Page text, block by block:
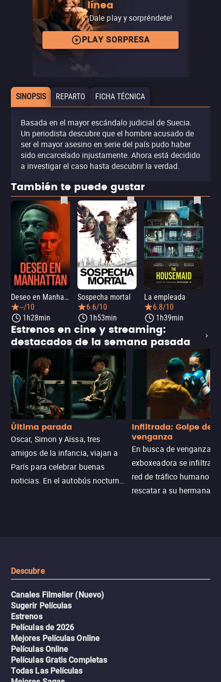
línea
¡Dale play y sorpréndete!
PLAY SORPRESA
SINOPSIS REPARTO FICHA TÉCNICA
Basada en el mayor escándalo judicial de Suecia.
Un periodista descubre que el hombre acusado de
ser el mayor asesino en serie del país pudo haber
sido encarcelado injustamente. Ahora está decidido
a investigar el caso hasta descubrir la verdad.
También te puede gustar
Deseo en Manhattan
--/10
1h28min
Sospecha mortal
6.6/10
1h53min
La empleada
6.8/10
1h39min
Estrenos en cine y streaming:
destacados de la semana pasada
Última parada
Oscar, Simon y Aïssa, tres
amigos de la infancia, viajan a
París para celebrar buenas
noticias. En el autobús nocturno
Infiltrada: Golpe de
venganza
En busca de venganza,
exboxeadora se infiltra
red de tráfico humano
rescatar a su hermana
Descubre
Canales Filmelier (Nuevo)
Sugerir Películas
Estrenos
Películas de 2026
Mejores Películas Online
Películas Online
Películas Gratis Completas
Todas Las Películas